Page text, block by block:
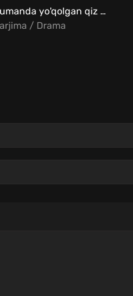
Tumanda yo'qolgan qiz Uzbek Tilida
/ Drama